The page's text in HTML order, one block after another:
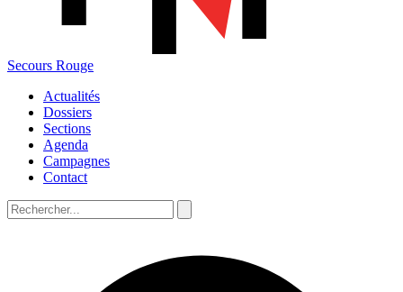
Secours Rouge
Actualités
Dossiers
Sections
Agenda
Campagnes
Contact